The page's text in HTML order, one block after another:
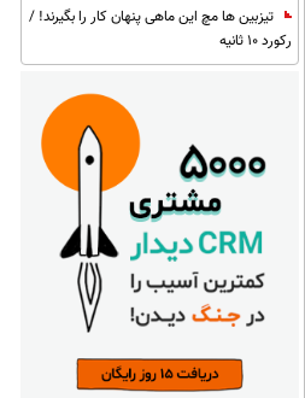
تیزبین ها مچ این ماهی پنهان کار را بگیرند! /
رکورد 10 ثانیه